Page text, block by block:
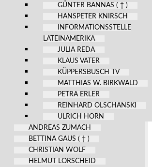
GÜNTER BANNAS ( † )
HANSPETER KNIRSCH
INFORMATIONSSTELLE
LATEINAMERIKA
JULIA REDA
KLAUS VATER
KÜPPERSBUSCH TV
MATTHIAS W. BIRKWALD
PETRA ERLER
REINHARD OLSCHANSKI
ULRICH HORN
ANDREAS ZUMACH
BETTINA GAUS ( † )
CHRISTIAN WOLF
HELMUT LORSCHEID